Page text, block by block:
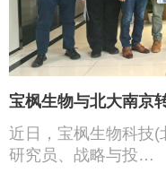
宝枫生物与北大南京
近日，宝枫生物科技(
研究员、战略与投…